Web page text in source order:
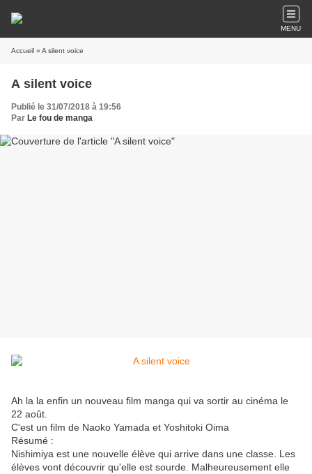
MENU
Accueil » A silent voice
A silent voice
Publié le 31/07/2018 à 19:56
Par Le fou de manga
Ah la la enfin un nouveau film manga qui va sortir au cinéma le
22 août.
C'est un film de Naoko Yamada et Yoshitoki Oima
Résumé :
Nishimiya est une nouvelle élève qui arrive dans une classe. Les
élèves vont découvrir qu'elle est sourde. Malheureusement elle